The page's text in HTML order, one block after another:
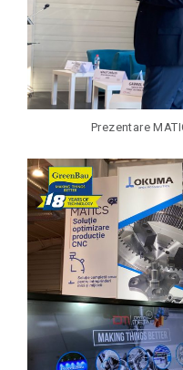
Prezentare